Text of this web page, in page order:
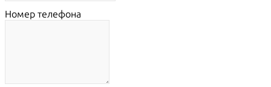
Номер телефона